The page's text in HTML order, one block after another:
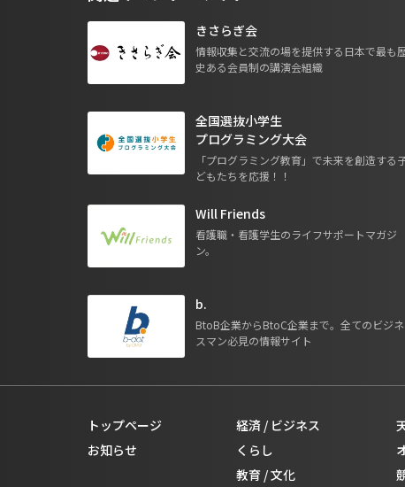
きさらぎ会
情報収集と交流の場を提供する日本で最も
史ある会員制の講演会組織
全国選抜小学生
プログラミング大会
「プログラミング教育」で未来を創造する
どもたちを応援！！
Will Friends
看護職・看護学生のライフサポートマガジ
ン。
b.
BtoB企業からBtoC企業まで。全てのビジネ
スマン必見の情報サイト
トップページ
お知らせ
経済 / ビジネス
くらし
教育 / 文化